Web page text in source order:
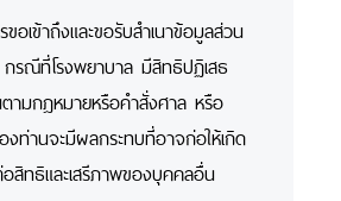
เข้าถึงและขอรับสำเนาข้อมูลส่วน
รณีที่โรงพยาบาล มีสิทธิปฏิเสธ
ามกฎหมายหรือคำสั่งศาล หรือ
ท่านจะมีผลกระทบที่อาจก่อให้เกิด
สิทธิและเสรีภาพของบุคคลอื่น